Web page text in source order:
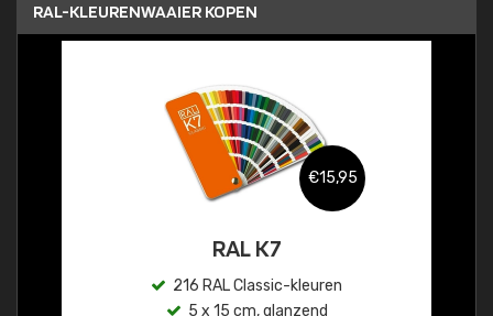
RAL-KLEURENWAAIER KOPEN
€15,95
RAL K7
216 RAL Classic-kleuren
5 x 15 cm, glanzend